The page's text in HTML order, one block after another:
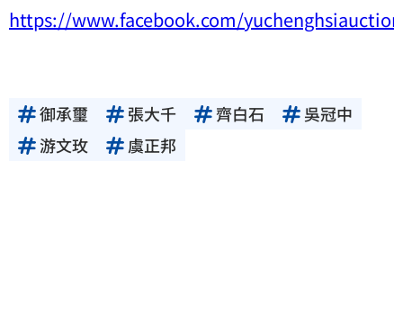
https://www.facebook.com/
御承璽 張大千 齊白石
吳冠中
游文玫
虞正邦